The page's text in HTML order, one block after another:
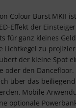
Colour Burst MKII
Effekt der
für ganz kleines
Lichtkegel zu
der kleine Spot
oder den
über das
Mobile
optionale